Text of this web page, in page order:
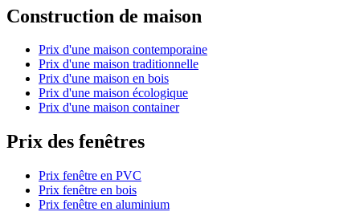
Construction de maison
Prix d'une maison contemporaine
Prix d'une maison traditionnelle
Prix d'une maison en bois
Prix d'une maison écologique
Prix d'une maison container
Prix des fenêtres
Prix fenêtre en PVC
Prix fenêtre en bois
Prix fenêtre en aluminium